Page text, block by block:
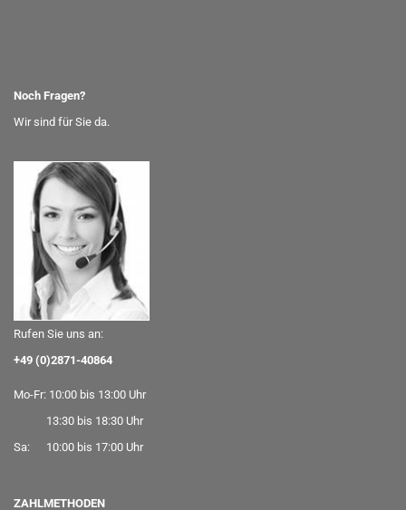
Noch Fragen?
Wir sind für Sie da.
Rufen Sie uns an:
+49 (0)2871-40864
Mo-Fr: 10:00 bis 13:00 Uhr
13:30 bis 18:30 Uhr
Sa: 10:00 bis 17:00 Uhr
ZAHLMETHODEN